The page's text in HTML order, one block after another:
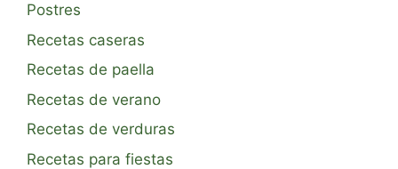
Postres
Recetas caseras
Recetas de paella
Recetas de verano
Recetas de verduras
Recetas para fiestas